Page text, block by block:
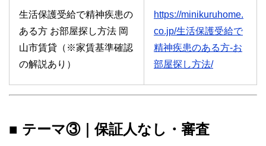
生活保護受給で精神疾患の
ある方 お部屋探し方法 岡
山市賃貸（※家賃基準確認
の解説あり）
https://minikuruhome.
co.jp/生活保護受給で
精神疾患のある方-お
部屋探し方法/
■ テーマ③｜保証人なし・審査